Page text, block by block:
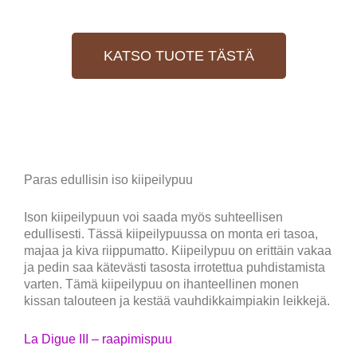
KATSO TUOTE TÄSTÄ
Paras edullisin iso kiipeilypuu
Ison kiipeilypuun voi saada myös suhteellisen
edullisesti. Tässä kiipeilypuussa on monta eri tasoa,
majaa ja kiva riippumatto. Kiipeilypuu on erittäin vakaa
ja pedin saa kätevästi tasosta irrotettua puhdistamista
varten. Tämä kiipeilypuu on ihanteellinen monen
kissan talouteen ja kestää vauhdikkaimpiakin leikkejä.
La Digue III – raapimispuu